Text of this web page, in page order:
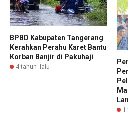
BPBD Kabupaten Tangerang
Kerahkan Perahu Karet Bantu
Korban Banjir di Pakuhaji
4 tahun lalu